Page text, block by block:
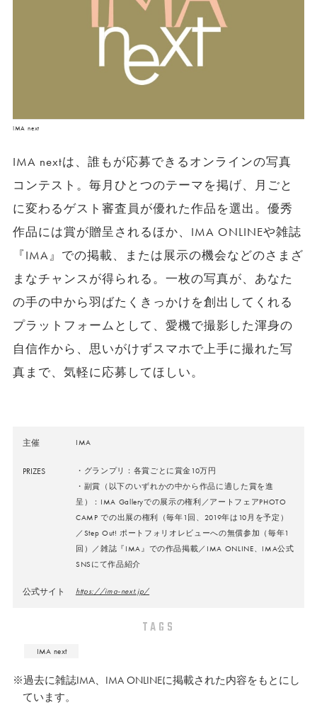
IMA next
IMA nextは、誰もが応募できるオンラインの写真
コンテスト。毎月ひとつのテーマを掲げ、月ごと
に変わるゲスト審査員が優れた作品を選出。優秀
作品には賞が贈呈されるほか、IMA ONLINEや雑誌
『IMA』での掲載、または展示の機会などのさまざ
まなチャンスが得られる。一枚の写真が、あなた
の手の中から羽ばたくきっかけを創出してくれる
プラットフォームとして、愛機で撮影した渾身の
自信作から、思いがけずスマホで上手に撮れた写
真まで、気軽に応募してほしい。
主催 IMA
PRIZES
・グランプリ：各賞ごとに賞金10万円
・副賞（以下のいずれかの中から作品に適した賞を進
呈）：IMA Galleryでの展示の権利／アートフェアPHOTO
CAMP での出展の権利（毎年1回、2019年は10月を予定）
／Step Out! ポートフォリオレビューへの無償参加（毎年1
回）／雑誌『IMA』での作品掲載／IMA ONLINE、IMA公式
SNSにて作品紹介
公式サイト https://ima-next.jp/
TAGS
IMA next
※過去に雑誌IMA、IMA ONLINEに掲載された内容をもとにし
ています。